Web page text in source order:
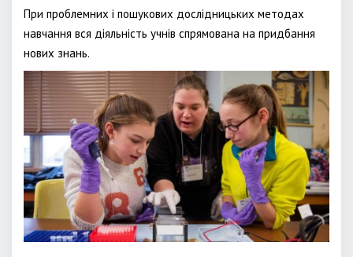
При проблемних і пошукових дослідницьких методах
навчання вся діяльність учнів спрямована на придбання
нових знань.